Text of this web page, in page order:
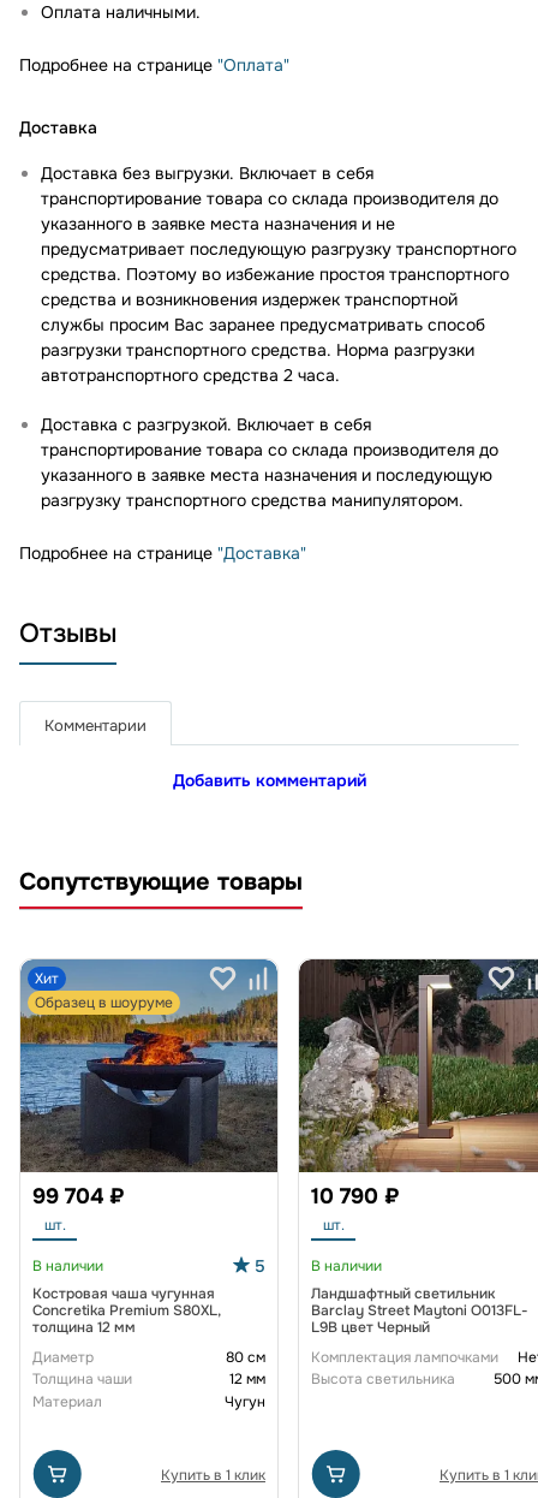
Оплата наличными.
Подробнее на странице "Оплата"
Доставка
Доставка без выгрузки. Включает в себя
транспортирование товара со склада производителя до
указанного в заявке места назначения и не
предусматривает последующую разгрузку транспортного
средства. Поэтому во избежание простоя транспортного
средства и возникновения издержек транспортной
службы просим Вас заранее предусматривать способ
разгрузки транспортного средства. Норма разгрузки
автотранспортного средства 2 часа.
Доставка с разгрузкой. Включает в себя
транспортирование товара со склада производителя до
указанного в заявке места назначения и последующую
разгрузку транспортного средства манипулятором.
Подробнее на странице "Доставка"
Отзывы
Комментарии
Добавить комментарий
Сопутствующие товары
Хит
Образец в шоуруме
99 704 ₽
шт.
В наличии 5
Костровая чаша чугунная
Concretika Premium S80XL,
толщина 12 мм
Диаметр
80 см
Толщина чаши
12 мм
Материал
Чугун
Купить в 1 клик
10 790 ₽
шт.
В наличии
Ландшафтный светильник
Barclay Street Maytoni O013FL-
L9B цвет Черный
Комплектация лампочками
Высота светильника
500
Купить в 1